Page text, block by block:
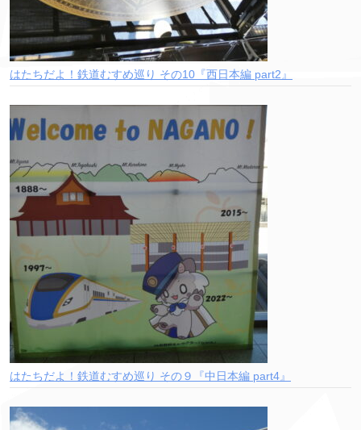
はたちだよ！鉄道むすめ巡り その10『西日本編 part2』
はたちだよ！鉄道むすめ巡り その９『中日本編 part4』